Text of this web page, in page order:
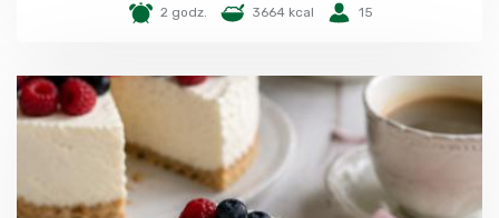
2 godz. 3664 kcal 15